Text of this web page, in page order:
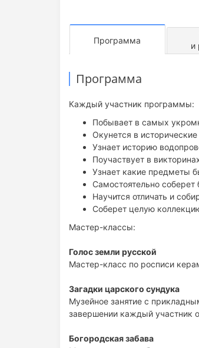
И теперь в этом уникальном
Робинзонада,разработанный
сотрудниками музея
Участникам предстоит узнать,
русская царица, в какие
Программа
и
Программа
Каждый участник программы:
Побывает в самых
Окунется в
Узнает историю
Поучаствует в
Узнает какие предметы
Самостоятельно
Научится отличать и
Соберет целую
Мастер-классы:
Голос земли русской
Мастер-класс по росписи
Загадки царского сундука
Музейное занятие с
завершении каждый участник
Богородская забава